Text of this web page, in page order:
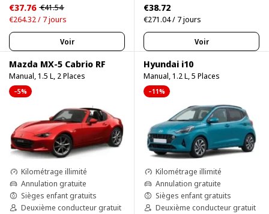
€37.76 €41.54
€264.32 / 7 jours
Voir
€38.72
€271.04 / 7 jours
Voir
Mazda MX-5 Cabrio RF
Manual, 1.5 L, 2 Places
–5%
Kilométrage illimité
Annulation gratuite
Sièges enfant gratuits
Deuxième conducteur gratuit
Hyundai i10
Manual, 1.2 L, 5 Places
–11%
Kilométrage illimité
Annulation gratuite
Sièges enfant gratuits
Deuxième conducteur gratuit